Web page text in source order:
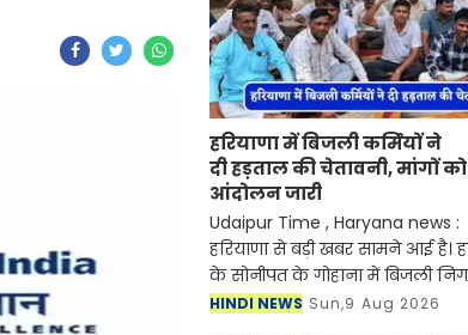
हरियाणा में बिजली कर्मियों ने
दी हड़ताल की चेतावनी, मांगों
आंदोलन जारी
Udaipur Time , Haryana news :
हरियाणा से बड़ी खबर सामने आई है।
के सोनीपत के गोहाना में बिजली
निजीकरण के विरोध में कर्मचारियों का
HINDI NEWS Sun,9 Aug 2026